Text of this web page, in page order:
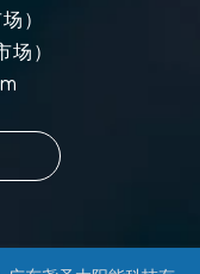
）
）